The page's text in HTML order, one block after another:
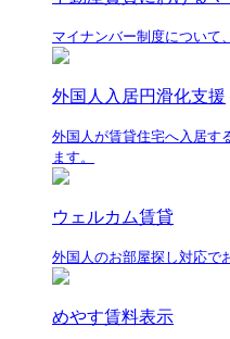
マイナンバー制度について
外国人入居円滑化支援
外国人が賃貸住宅へ入居す
ます。
ウェルカム賃貸
外国人のお部屋探し対応で
めやす賃料表示